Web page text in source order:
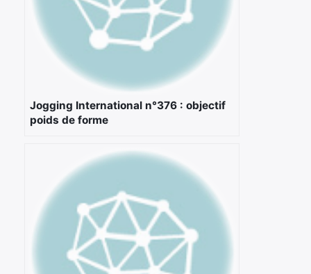
Jogging International n°376 : objectif
poids de forme
Rechercher